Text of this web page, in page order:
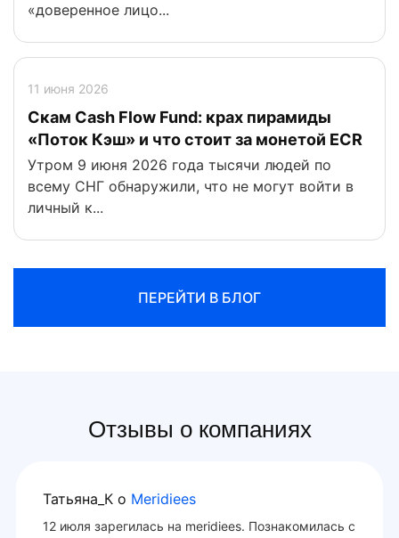
«доверенное лицо...
11 июня 2026
Скам Cash Flow Fund: крах пирамиды
«Поток Кэш» и что стоит за монетой ECR
Утром 9 июня 2026 года тысячи людей по
всему СНГ обнаружили, что не могут войти в
личный к...
ПЕРЕЙТИ В БЛОГ
Отзывы о компаниях
Татьяна_К о Meridiees
12 июля зарегилась на meridiees. Познакомилась с